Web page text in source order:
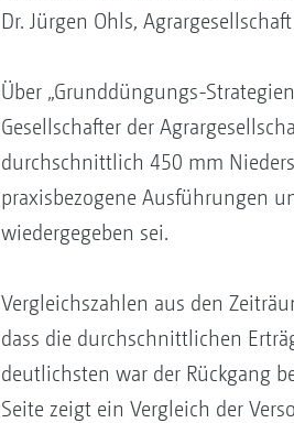
Dr. Jürgen Ohls,
Über „Grunddüngungs-
Gesellschafter der
durchschnittlich 450 mm
praxisbezogene Ausführungen
wiedergegeben sei.
Vergleichszahlen aus den
dass die durchschnittlichen
deutlichsten war der Rückgang
Seite zeigt ein Vergleich der